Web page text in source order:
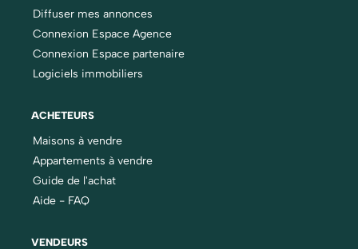
Diffuser mes annonces
Connexion Espace Agence
Connexion Espace partenaire
Logiciels immobiliers
ACHETEURS
Maisons à vendre
Appartements à vendre
Guide de l'achat
Aide - FAQ
VENDEURS